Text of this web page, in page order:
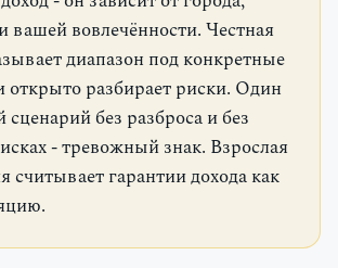
вашей вовлечённости. Честная
диапазон под конкретные
открыто разбирает риски. Один
сценарий без разброса и без
- тревожный знак. Взрослая
считывает гарантии дохода как